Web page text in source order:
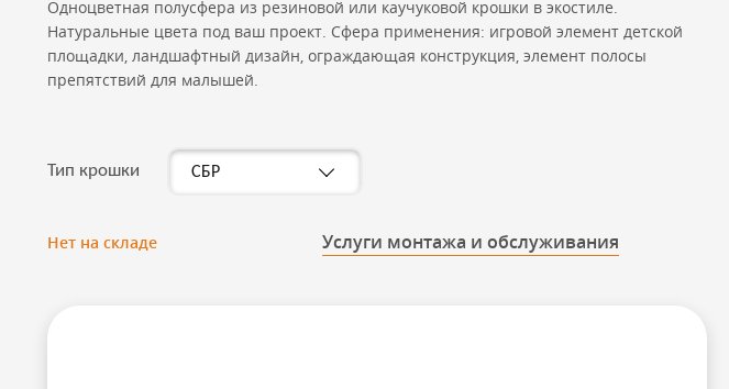
Одноцветная полусфера из резиновой или каучуковой крошки в экостиле.
Натуральные цвета под ваш проект. Сфера применения: игровой элемент детской
площадки, ландшафтный дизайн, ограждающая конструкция, элемент полосы
препятствий для малышей.
Тип крошки
Нет на складе Услуги монтажа и обслуживания